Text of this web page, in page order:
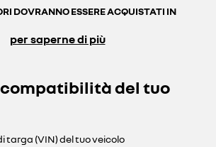
DOVRANNO ESSERE ACQUISTATI IN
per saperne di più
del tuo
targa (VIN) del tuo veicolo